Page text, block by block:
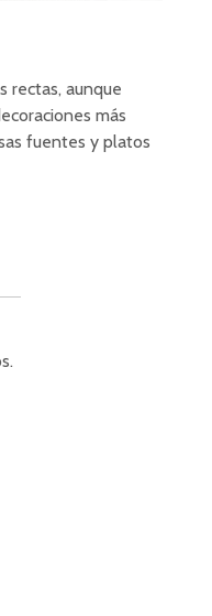
rectas, aunque
más
fuentes y platos